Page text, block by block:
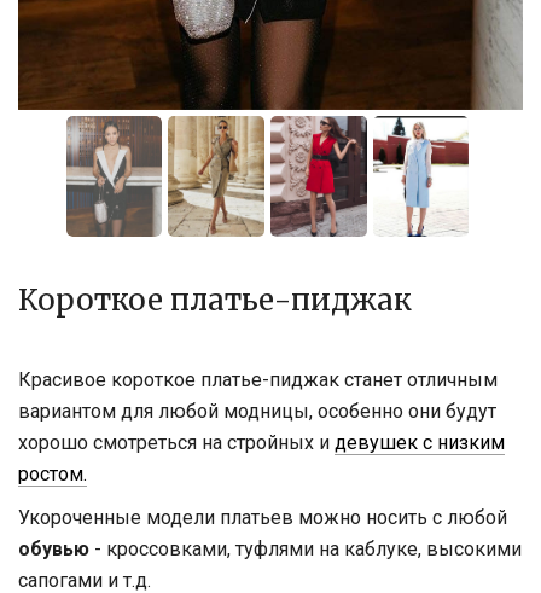
Короткое платье-пиджак
Красивое короткое платье-пиджак станет отличным
вариантом для любой модницы, особенно они будут
хорошо смотреться на стройных и девушек с низким
ростом.
Укороченные модели платьев можно носить с любой
обувью - кроссовками, туфлями на каблуке, высокими
сапогами и т.д.